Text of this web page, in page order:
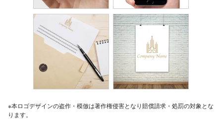
※本ロゴデザインの盗作・模倣は著作権侵害となり賠償請求・処罰の対象とな
ります。